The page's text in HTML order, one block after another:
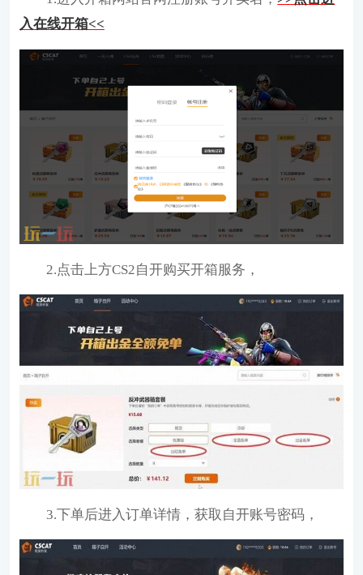
入在线开箱<<
2.点击上方CS2自开购买开箱服务，
3.下单后进入订单详情，获取自开账号密码，